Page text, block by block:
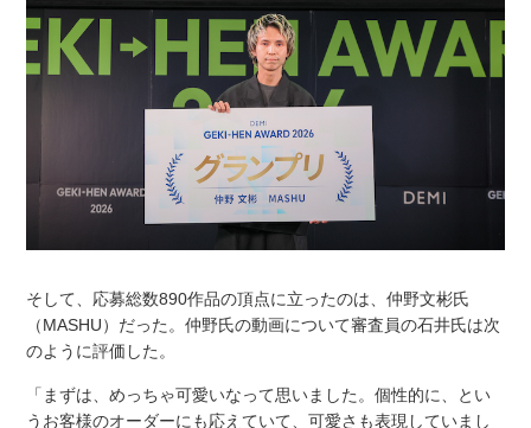
そして、応募総数890作品の頂点に立ったのは、仲野文彬氏
（MASHU）だった。仲野氏の動画について審査員の石井氏は次
のように評価した。
「まずは、めっちゃ可愛いなって思いました。個性的に、とい
うお客様のオーダーにも応えていて、可愛さも表現していまし